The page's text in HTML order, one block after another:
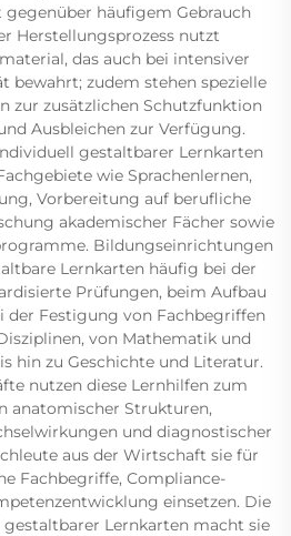
häufigem Gebrauch
Herstellungsprozess nutzt
das auch bei intensiver
bewahrt; zudem stehen spezielle
zur zusätzlichen Schutzfunktion
Ausbleichen zur Verfügung.
gestaltbarer Lernkarten
wie Sprachenlernen,
Vorbereitung auf berufliche
akademischer Fächer sowie
Bildungseinrichtungen
Lernkarten häufig bei der
Prüfungen, beim Aufbau
der Festigung von Fachbegriffen
von Mathematik und
hin zu Geschichte und Literatur.
nutzen diese Lernhilfen zum
anatomischer Strukturen,
und diagnostischer
aus der Wirtschaft sie für
Fachbegriffe, Compliance-
einsetzen. Die
Lernkarten macht sie